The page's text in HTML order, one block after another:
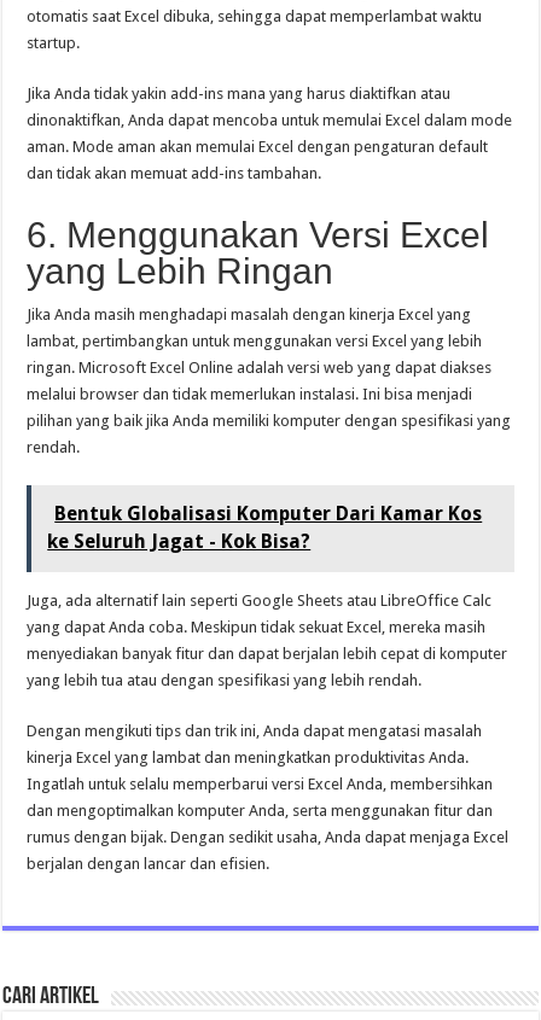
otomatis saat Excel dibuka, sehingga dapat memperlambat waktu
startup.
Jika Anda tidak yakin add-ins mana yang harus diaktifkan atau
dinonaktifkan, Anda dapat mencoba untuk memulai Excel dalam mode
aman. Mode aman akan memulai Excel dengan pengaturan default
dan tidak akan memuat add-ins tambahan.
6. Menggunakan Versi Excel
yang Lebih Ringan
Jika Anda masih menghadapi masalah dengan kinerja Excel yang
lambat, pertimbangkan untuk menggunakan versi Excel yang lebih
ringan. Microsoft Excel Online adalah versi web yang dapat diakses
melalui browser dan tidak memerlukan instalasi. Ini bisa menjadi
pilihan yang baik jika Anda memiliki komputer dengan spesifikasi yang
rendah.
Bentuk Globalisasi Komputer Dari Kamar Kos
ke Seluruh Jagat - Kok Bisa?
Juga, ada alternatif lain seperti Google Sheets atau LibreOffice Calc
yang dapat Anda coba. Meskipun tidak sekuat Excel, mereka masih
menyediakan banyak fitur dan dapat berjalan lebih cepat di komputer
yang lebih tua atau dengan spesifikasi yang lebih rendah.
Dengan mengikuti tips dan trik ini, Anda dapat mengatasi masalah
kinerja Excel yang lambat dan meningkatkan produktivitas Anda.
Ingatlah untuk selalu memperbarui versi Excel Anda, membersihkan
dan mengoptimalkan komputer Anda, serta menggunakan fitur dan
rumus dengan bijak. Dengan sedikit usaha, Anda dapat menjaga Excel
berjalan dengan lancar dan efisien.
Cari Artikel